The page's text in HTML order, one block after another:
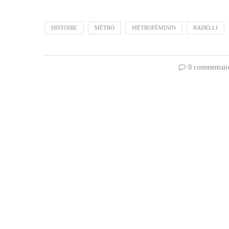
HISTOIRE MÉTRO MÉTROFÉMININ RADELLI
0